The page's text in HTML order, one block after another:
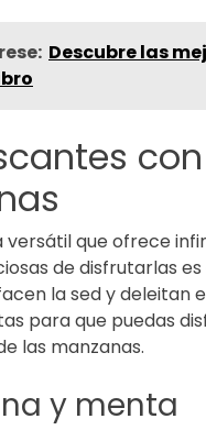
Descubre las
versátil que ofrece
de disfrutarlas
la sed y deleitan
para que puedas
las manzanas.
y menta